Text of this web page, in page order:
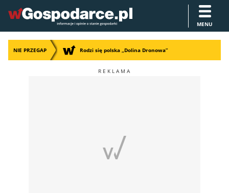
MENU
NIE PRZEGAP Rodzi się polska „Dolina Dronowa”